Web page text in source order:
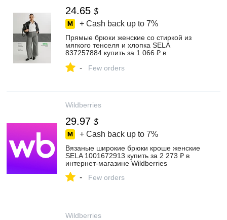
24.65 $
+ Cash back up to 7%
Прямые брюки женские со стиркой из
мягкого тенселя и хлопка SELA
837257884 купить за 1 066 ₽ в
- Few orders
Wildberries
29.97 $
+ Cash back up to 7%
Вязаные широкие брюки кроше женские
SELA 1001672913 купить за 2 273 ₽ в
интернет‑магазине Wildberries
- Few orders
Wildberries